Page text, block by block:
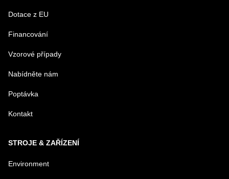
Dotace z EU
Financování
Vzorové případy
Nabídněte nám
Poptávka
Kontakt
STROJE & ZAŘÍZENÍ
Environment